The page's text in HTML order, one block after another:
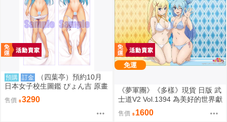
預購 訂金
（四葉亭）預約10月
日本女子校生圖鑑 ぴょん吉 原畫
如月咲友里 日曬ver 抱枕套 0826
售價 3290
免運
《夢軍團》《多樣》現貨 日版 武
士道V2 Vol.1394 為美好的世界獻
上祝福！ 動漫桌墊 卡墊 達克妮
絲&阿克婭
售價 1600